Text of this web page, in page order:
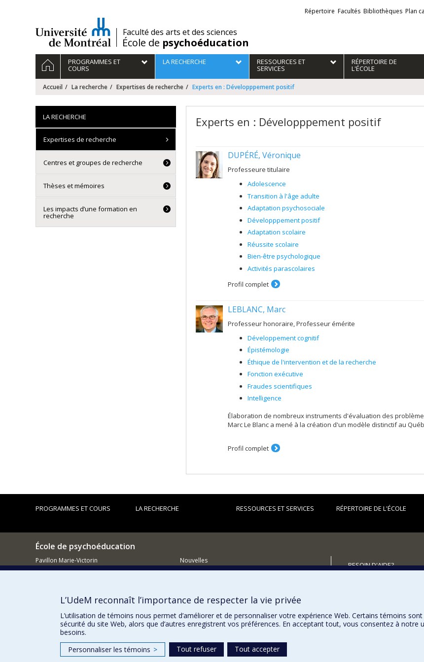
/Faculté des arts et des sciences
École de psychoéducation
Liens
externes
Répertoire Facultés Bibliothèques Plan
Navigation
principale
ACCUEILPROGRAMMES ET
COURS
LA RECHERCHE RESSOURCES ET
SERVICES
RÉPERTOIRE DE
L'ÉCOLE
Accueil La recherche Expertises de recherche Experts en : Développpement positif
Experts en : Développpement positif
DUPÉRÉ, Véronique
Professeure titulaire
Adolescence
Transition à l'âge adulte
Adaptation psychosociale
Développpement positif
Adaptation scolaire
Réussite scolaire
Bien-être psychologique
Activités parascolaires
Profil complet
LEBLANC, Marc
Professeur honoraire, Professeur émérite
Développement cognitif
Épistémologie
Éthique de l'intervention et de la recherche
Fonction exécutive
Fraudes scientifiques
Intelligence
Élaboration de nombreux instruments d'évaluation des
Marc Le Blanc a mené à la création d'un modèle distinctif au
Profil complet
LA RECHERCHE
Expertises de recherche
Centres et groupes de recherche
Thèses et mémoires
Les impacts d’une formation en
recherche
PROGRAMMES ET COURS LA RECHERCHE RESSOURCES ET SERVICES RÉPERTOIRE DE L'ÉCOLE
École de psychoéducation
Pavillon Marie-Victorin
514 343-7421
Nouvelles
BESOIN D'AIDE?
L’UdeM reconnaît l’importance de respecter la vie privée
L’utilisation de témoins nous permet d’améliorer et de personnaliser votre expérience Web. Certains témoins
sécurité du site Web, alors que d’autres enregistrent vos préférences. En acceptant tout, vous consentez à
besoins.
Personnaliser les témoins > Tout refuser Tout accepter